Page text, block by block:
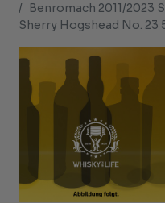
Benromach 2011/2023
Sherry Hogshead No. 23